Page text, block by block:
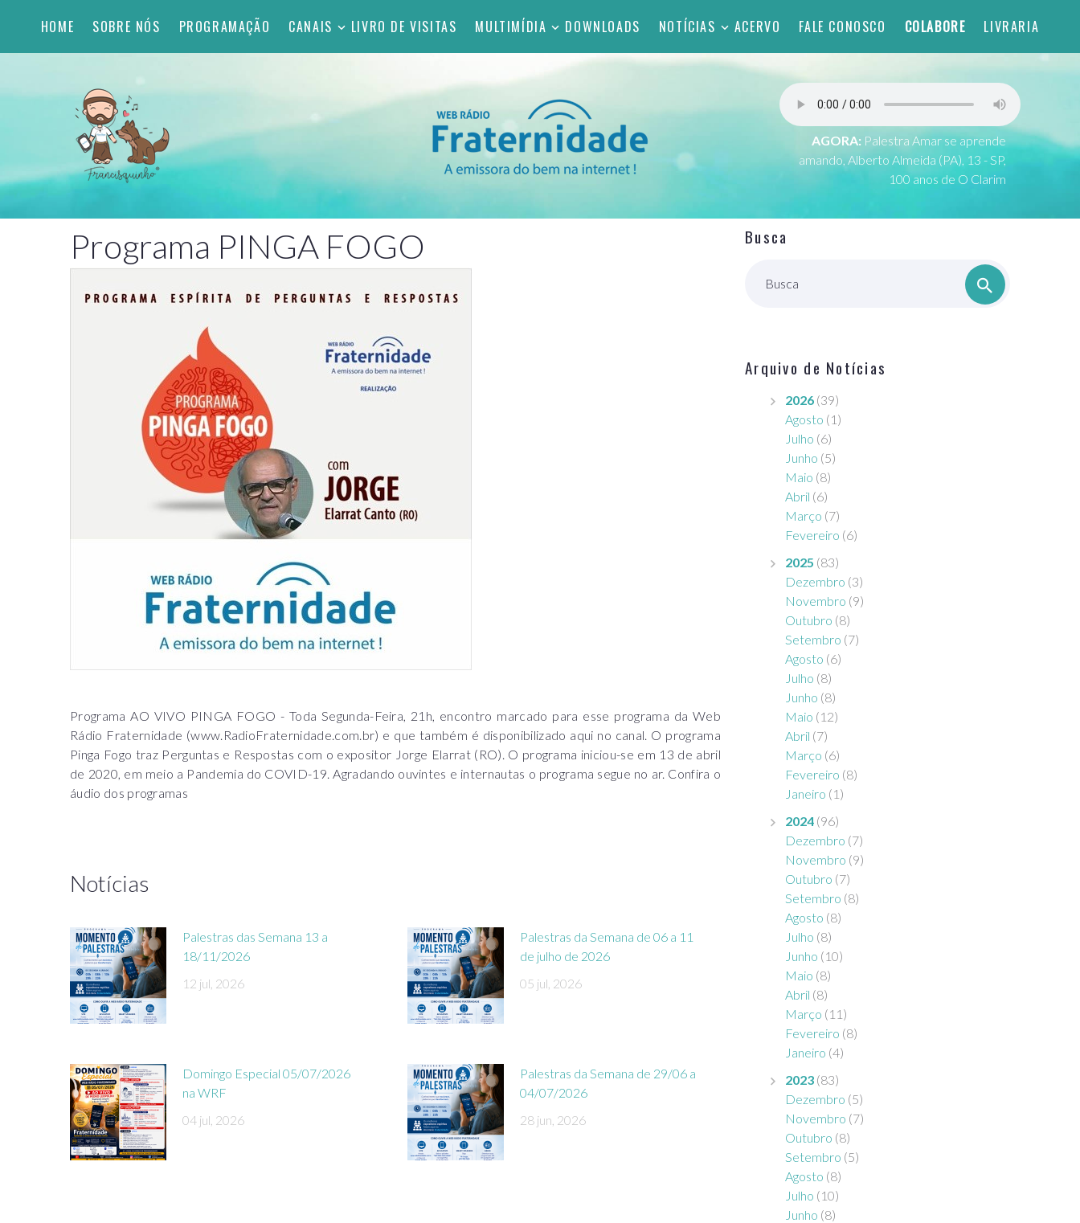
HOME SOBRE NÓS PROGRAMAÇÃO CANAIS LIVRO DE VISITAS MULTIMÍDIA DOWNLOADS NOTÍCIAS ACERVO FALE CONOSCO COLABORE LIVRARIA
AGORA: Palestra Amar se aprende
amando, Alberto Almeida (PA), 13 - SP,
100 anos de O Clarim
Programa PINGA FOGO
Programa AO VIVO PINGA FOGO - Toda Segunda-Feira, 21h, encontro marcado para esse programa da Web
Rádio Fraternidade (www.RadioFraternidade.com.br) e que também é disponibilizado aqui no canal. O programa
Pinga Fogo traz Perguntas e Respostas com o expositor Jorge Elarrat (RO). O programa iniciou-se em 13 de abril
de 2020, em meio a Pandemia do COVID-19. Agradando ouvintes e internautas o programa segue no ar. Confira o
áudio dos programas
Notícias
Palestras das Semana 13 a
18/11/2026
12 jul, 2026
Palestras da Semana de 06 a 11
de julho de 2026
05 jul, 2026
Domingo Especial 05/07/2026
na WRF
04 jul, 2026
Palestras da Semana de 29/06 a
04/07/2026
28 jun, 2026
Busca
Busca
Arquivo de Notícias
2026 (39)
Agosto (1)
Julho (6)
Junho (5)
Maio (8)
Abril (6)
Março (7)
Fevereiro (6)
2025 (83)
Dezembro (3)
Novembro (9)
Outubro (8)
Setembro (7)
Agosto (6)
Julho (8)
Junho (8)
Maio (12)
Abril (7)
Março (6)
Fevereiro (8)
Janeiro (1)
2024 (96)
Dezembro (7)
Novembro (9)
Outubro (7)
Setembro (8)
Agosto (8)
Julho (8)
Junho (10)
Maio (8)
Abril (8)
Março (11)
Fevereiro (8)
Janeiro (4)
2023 (83)
Dezembro (5)
Novembro (7)
Outubro (8)
Setembro (5)
Agosto (8)
Julho (10)
Junho (8)